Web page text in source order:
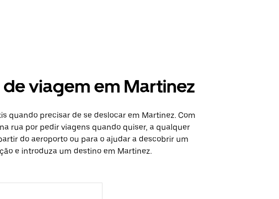
viagem em Martinez
quando precisar de se deslocar em Martinez. Com
rua por pedir viagens quando quiser, a qualquer
do aeroporto ou para o ajudar a descobrir um
e introduza um destino em Martinez.